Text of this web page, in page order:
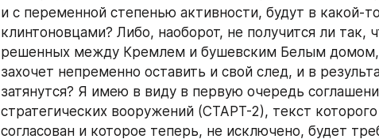
активность и готовность быть неофициальным
Но теперь, когда кампания позади, будущая «первая
станет собой.
У четы Клинтонов — всего лишь один ребенок, что
американских семей. Это — дочь Челси тринадцати
Вице-президентом Соединенных Штатов избран